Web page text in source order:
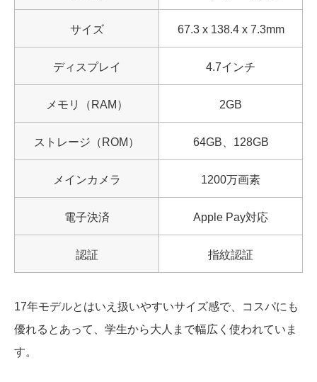
サイズ 67.3 x 138.4 x 7.3mm
ディスプレイ 4.7インチ
メモリ（RAM） 2GB
ストレージ（ROM） 64GB、128GB
メインカメラ 1200万画素
電子決済 Apple Pay対応
認証 指紋認証
17年モデルとはいえ扱いやすいサイズ感で、コスパにも
優れるとあって、学生から大人まで幅広く使われていま
す。